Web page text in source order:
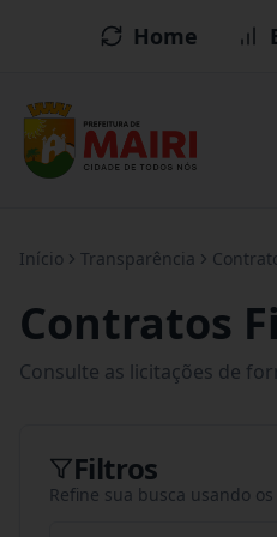
Home
Início Transparência
Contratos
Consulte as licitações de
Filtros
Refine sua busca usando